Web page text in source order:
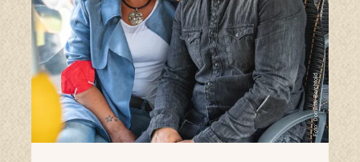
Foto: Dominik Berchtold